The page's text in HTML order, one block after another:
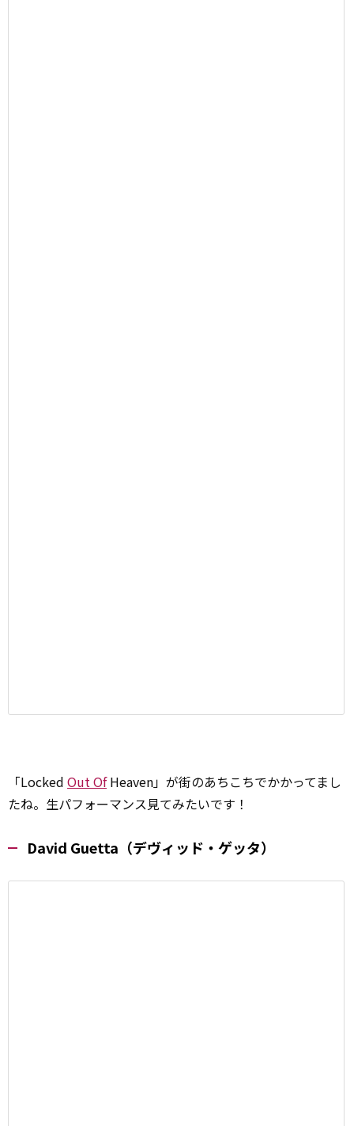
「Locked Out OfHeaven」が街のあちこちでかかってまし
たね。生パフォーマンス見てみたいです！
David Guetta（デヴィッド・ゲッタ）